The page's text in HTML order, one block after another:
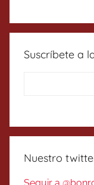
Suscríbete a
Nuestro